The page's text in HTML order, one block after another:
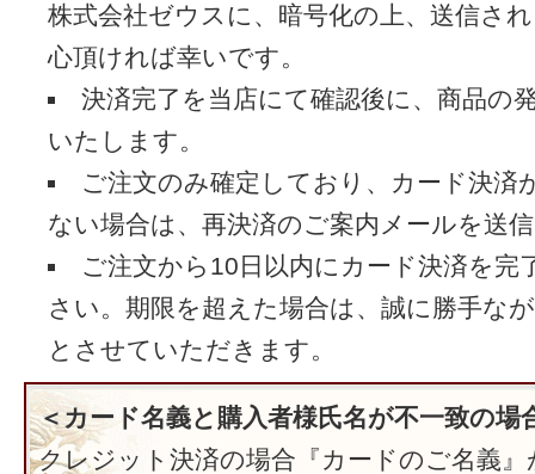
株式会社ゼウスに、暗号化の上、送信されま
心頂ければ幸いです。
決済完了を当店にて確認後に、商品の
いたします。
ご注文のみ確定しており、カード決済
ない場合は、再決済のご案内メールを送
ご注文から10日以内にカード決済を完
さい。期限を超えた場合は、誠に勝手な
とさせていただきます。
＜カード名義と購入者様氏名が不一致の場
クレジット決済の場合『カードのご名義』